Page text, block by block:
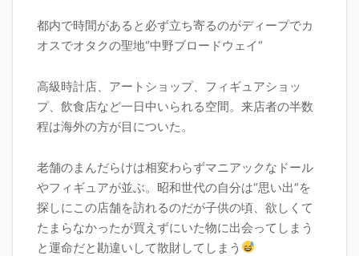
都内で時間があると必ず立ち寄るのがディープでカ
オスでオタクの聖地“中野ブロードウェイ“
高級時計店、アートショップ、フィギュアショッ
プ、飲食店など一日中いられる空間。来店者の半数
程は海外の方が目についた。
老舗のまんだらけは相変わらずマニアックなドール
やフィギュアが並ぶ。昭和世代の自分は“思い出“を
探しにこの店舗を訪れるのだが子供の頃、欲しくて
たまらなかったが買えずにいた物に出会ってしまう
と運命だと勘違いして散財してしまう